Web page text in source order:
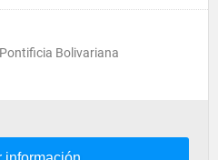
Bolivariana